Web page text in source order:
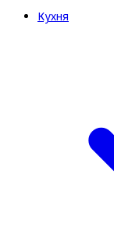
Кухня